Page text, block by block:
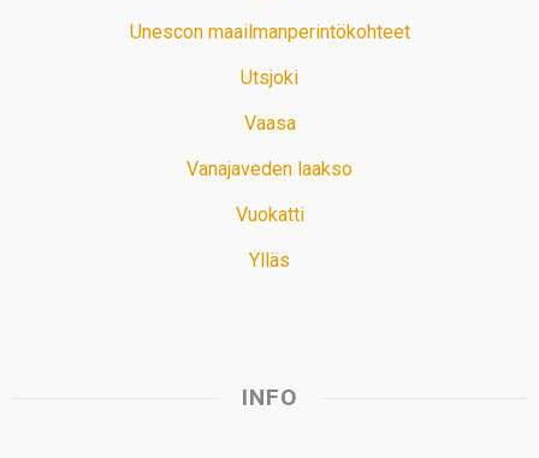
Unescon maailmanperintökohteet
Utsjoki
Vaasa
Vanajaveden laakso
Vuokatti
Ylläs
INFO